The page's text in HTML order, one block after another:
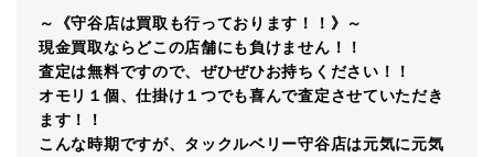
～《守谷店は買取も行っております！！》～
現金買取ならどこの店舗にも負けません！！
査定は無料ですので、ぜひぜひお持ちください！！
オモリ１個、仕掛け１つでも喜んで査定させていただき
ます！！
こんな時期ですが、タックルベリー守谷店は元気に元気